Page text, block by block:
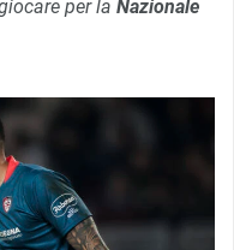
per la Nazionale